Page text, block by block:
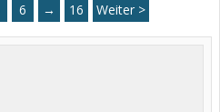
6 → 16 Weiter >